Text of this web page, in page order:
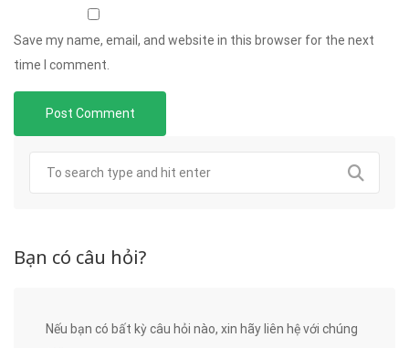
Save my name, email, and website in this browser for the next
time I comment.
Bạn có câu hỏi?
Nếu bạn có bất kỳ câu hỏi nào, xin hãy liên hệ với chúng